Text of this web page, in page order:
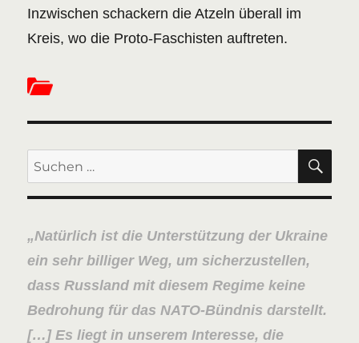
Inzwischen schackern die Atzeln überall im
Kreis, wo die Proto-Faschisten auftreten.
Suchen
nach:
Natürlich ist die Unterstützung der Ukraine
ein sehr billiger Weg, um sicherzustellen,
dass Russland mit diesem Regime keine
Bedrohung für das NATO-Bündnis darstellt.
[…] Es liegt in unserem Interesse, die